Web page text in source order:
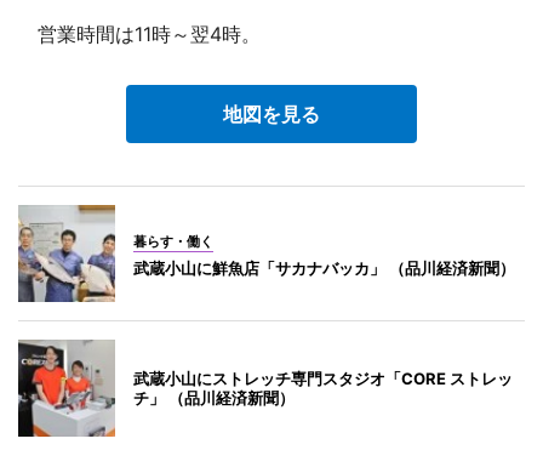
営業時間は11時～翌4時。
地図を見る
暮らす・働く
武蔵小山に鮮魚店「サカナバッカ」 （品川経済新聞）
武蔵小山にストレッチ専門スタジオ「CORE ストレッ
チ」 （品川経済新聞）